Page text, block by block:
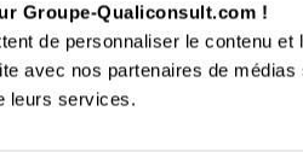
Groupe-Qualiconsult.com !
de personnaliser le contenu
avec nos partenaires de
leurs services.